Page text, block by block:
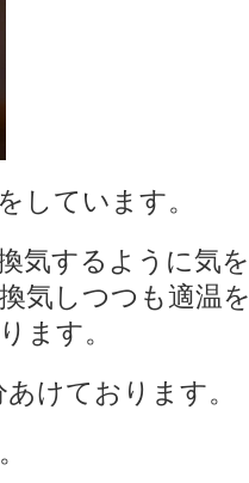
しています。
気するように気を
気しつつも適温を
ます。
けております。